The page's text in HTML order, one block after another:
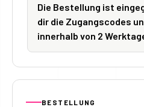
BESTELLUNG
Die Bestellung ist
dir die Zugangscodes
innerhalb von 2